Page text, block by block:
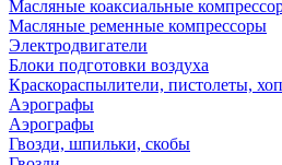
Масляные коаксиальные
Масляные ременные компрессоры
Электродвигатели
Блоки подготовки воздуха
Краскораспылители, пистолеты,
Аэрографы
Аэрографы
Гвозди, шпильки, скобы